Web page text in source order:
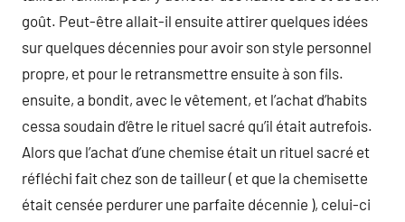
goût. Peut-être allait-il ensuite attirer quelques idées
sur quelques décennies pour avoir son style personnel
propre, et pour le retransmettre ensuite à son fils.
ensuite, a bondit, avec le vêtement, et l’achat d’habits
cessa soudain d’être le rituel sacré qu’il était autrefois.
Alors que l’achat d’une chemise était un rituel sacré et
réfléchi fait chez son de tailleur ( et que la chemisette
était censée perdurer une parfaite décennie ), celui-ci